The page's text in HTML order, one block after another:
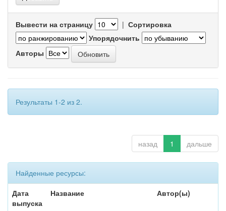
Вывести на страницу | Сортировка
Упорядочнить
Авторы
Результаты 1-2 из 2.
назад 1 дальше
Найденные ресурсы:
Дата
выпуска
Название Автор(ы)